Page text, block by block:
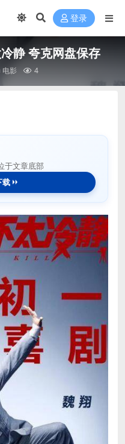
登录
静 夸克网盘保存
电影 4
于文章底部
载